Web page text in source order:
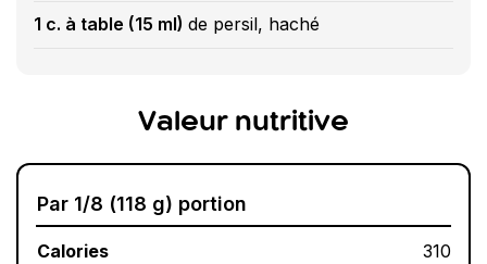
1 c. à table (15 ml) de persil, haché
Valeur nutritive
Par 1/8 (118 g) portion
Calories 310